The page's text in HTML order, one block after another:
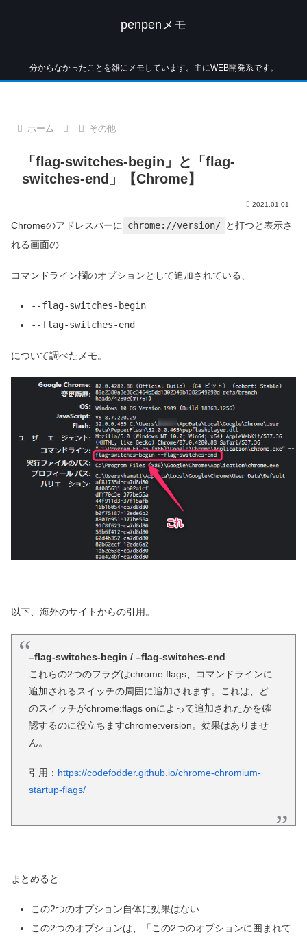
penpenメモ
分からなかったことを雑にメモしています。主にWEB開発系です。
ホーム その他
「flag-switches-begin」と「flag-
switches-end」【Chrome】
2021.01.01
Chromeのアドレスバーに chrome://version/ と打つと表示さ
れる画面の
コマンドライン欄のオプションとして追加されている、
--flag-switches-begin
--flag-switches-end
について調べたメモ。
以下、海外のサイトからの引用。
–flag-switches-begin / –flag-switches-end
これらの2つのフラグはchrome:flags、コマンドラインに
追加されるスイッチの周囲に追加されます。これは、ど
のスイッチがchrome:flags onによって追加されたかを確
認するのに役立ちますchrome:version。効果はありませ
ん。
引用： https://codefodder.github.io/chrome-chromium-
startup-flags/
まとめると
この2つのオプション自体に効果はない
この2つのオプションは、「この2つのオプションに囲まれて